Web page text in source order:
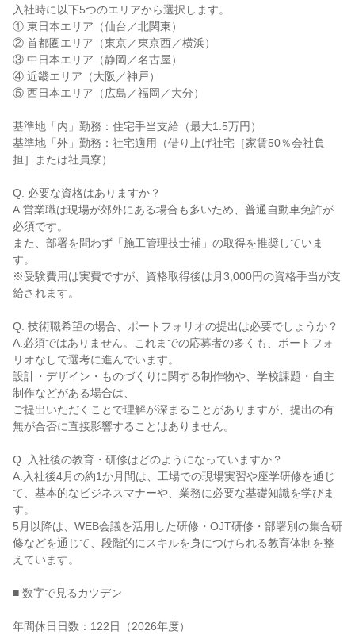
入社時に以下5つのエリアから選択します。
① 東日本エリア（仙台／北関東）
② 首都圏エリア（東京／東京西／横浜）
③ 中日本エリア（静岡／名古屋）
④ 近畿エリア（大阪／神戸）
⑤ 西日本エリア（広島／福岡／大分）
基準地「内」勤務：住宅手当支給（最大1.5万円）
基準地「外」勤務：社宅適用（借り上げ社宅［家賃50％会社負
担］または社員寮）
Q. 必要な資格はありますか？
A.営業職は現場が郊外にある場合も多いため、普通自動車免許が
必須です。
また、部署を問わず「施工管理技士補」の取得を推奨していま
す。
※受験費用は実費ですが、資格取得後は月3,000円の資格手当が支
給されます。
Q. 技術職希望の場合、ポートフォリオの提出は必要でしょうか？
A.必須ではありません。これまでの応募者の多くも、ポートフォ
リオなしで選考に進んでいます。
設計・デザイン・ものづくりに関する制作物や、学校課題・自主
制作などがある場合は、
ご提出いただくことで理解が深まることがありますが、提出の有
無が合否に直接影響することはありません。
Q. 入社後の教育・研修はどのようになっていますか？
A.入社後4月の約1か月間は、工場での現場実習や座学研修を通じ
て、基本的なビジネスマナーや、業務に必要な基礎知識を学びま
す。
5月以降は、WEB会議を活用した研修・OJT研修・部署別の集合研
修などを通じて、段階的にスキルを身につけられる教育体制を整
えています。
■ 数字で見るカツデン
年間休日日数：122日（2026年度）